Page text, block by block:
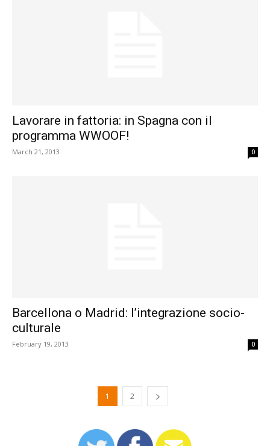
Lavorare in fattoria: in Spagna con il
programma WWOOF!
March 21, 2013 0
Barcellona o Madrid: l’integrazione socio-
culturale
February 19, 2013 0
1 2